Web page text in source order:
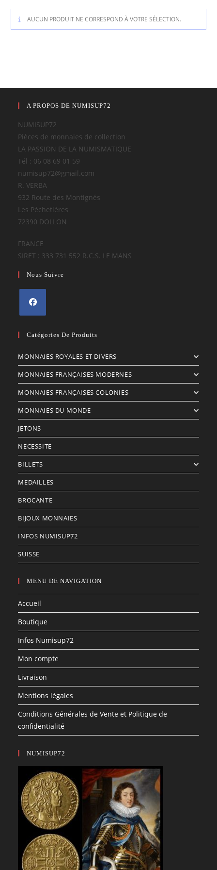
AUCUN PRODUIT NE CORRESPOND À VOTRE SÉLECTION.
A PROPOS DE NUMISUP72
NUMISUP72
Pièces de monnaies de collection
LA PASSION DE LA NUMISMATIQUE
Tél : 06 08 69 01 59
numisup72@gmail.com
R. VERBA
932 Route des Montignés
Les Péchetières
72390 DOLLON
FRANCE
SIRET : 333 731 552 R.C.S. LE MANS
Nous Suivre
dans
nouvel
Catégories De Produits
MONNAIES ROYALES ET DIVERS
MONNAIES FRANÇAISES MODERNES
MONNAIES FRANÇAISES COLONIES
MONNAIES DU MONDE
JETONS
NECESSITE
BILLETS
MEDAILLES
BROCANTE
BIJOUX MONNAIES
INFOS NUMISUP72
SUISSE
MENU DE NAVIGATION
Accueil
Boutique
Infos Numisup72
Mon compte
Livraison
Mentions légales
Conditions Générales de Vente et Politique de
confidentialité
NUMISUP72